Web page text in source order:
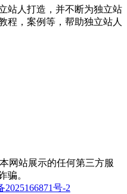
站人打造，并不断为独立站
程，案例等，帮助独立站人
网站展示的任何第三方服
骗。
2025166871号-2